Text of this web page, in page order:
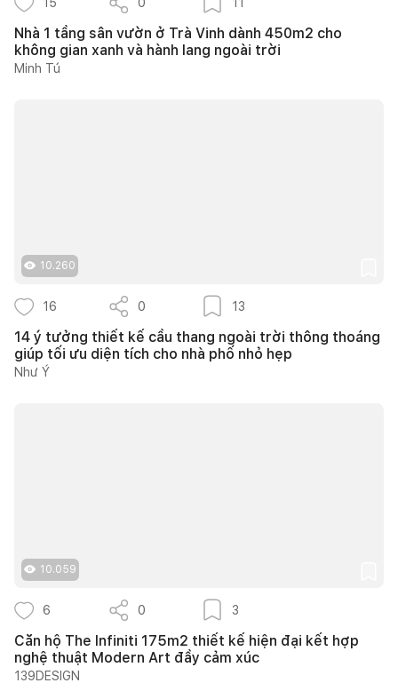
Nhà 1 tầng sân vườn ở Trà Vinh dành 450m2 cho
không gian xanh và hành lang ngoài trời
Minh Tú
10.260
16 0 13
14 ý tưởng thiết kế cầu thang ngoài trời thông thoáng
giúp tối ưu diện tích cho nhà phố nhỏ hẹp
Như Ý
10.059
6 0 3
Căn hộ The Infiniti 175m2 thiết kế hiện đại kết hợp
nghệ thuật Modern Art đầy cảm xúc
139DESIGN